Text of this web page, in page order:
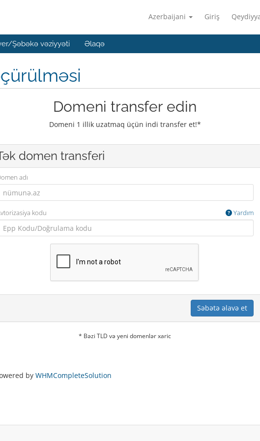
Azerbaijani Giriş
Şəbəkə vəziyyəti Əlaqə
Domeni transfer edin
Domeni 1 illik uzatmaq üçün indi transfer et!*
domen transferi
adı
kodu Yardım
Səbətə əlavə et
* Bəzi TLD və yeni domenlər xaric
by WHMCompleteSolution